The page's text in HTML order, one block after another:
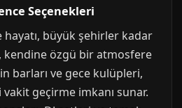
Seçenekleri
hayatı, büyük şehirler kadar
kendine özgü bir atmosfere
barları ve gece kulüpleri,
geçirme imkanı sunar.